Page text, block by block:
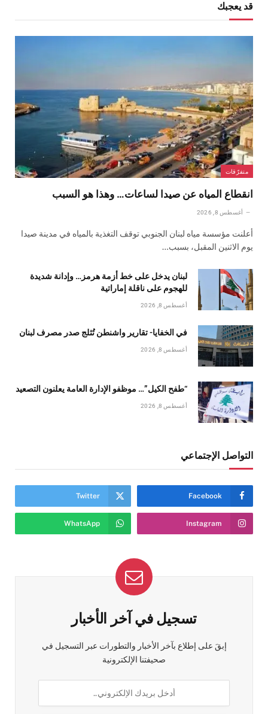
قد يعجبك
متفرّقات
انقطاع المياه عن صيدا لساعات… وهذا هو السبب
أغسطس 8, 2026
أعلنت مؤسسة مياه لبنان الجنوبي توقف التغذية بالمياه في مدينة صيدا
يوم الاثنين المقبل، بسبب…
لبنان يدخل على خط أزمة هرمز… وإدانة شديدة
للهجوم على ناقلة إماراتية
أغسطس 8, 2026
في الخفايا- تقارير واشنطن تُثلج صدر مصرف لبنان
أغسطس 8, 2026
“طفح الكيل”… موظفو الإدارة العامة يعلنون التصعيد
أغسطس 8, 2026
التواصل الإجتماعي
Facebook
Twitter
Instagram
WhatsApp
تسجيل في آخر الأخبار
إبقَ على إطلاع بآخر الأخبار والتطورات عبر التسجيل في
صحيفتنا الإلكترونية